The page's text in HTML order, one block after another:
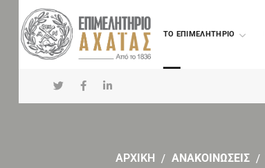
TO ΕΠΙΜΕΛΗΤΗΡΙΟ
ΑΡΧΙΚΗ ΑΝΑΚΟΙΝΩΣΕΙΣ